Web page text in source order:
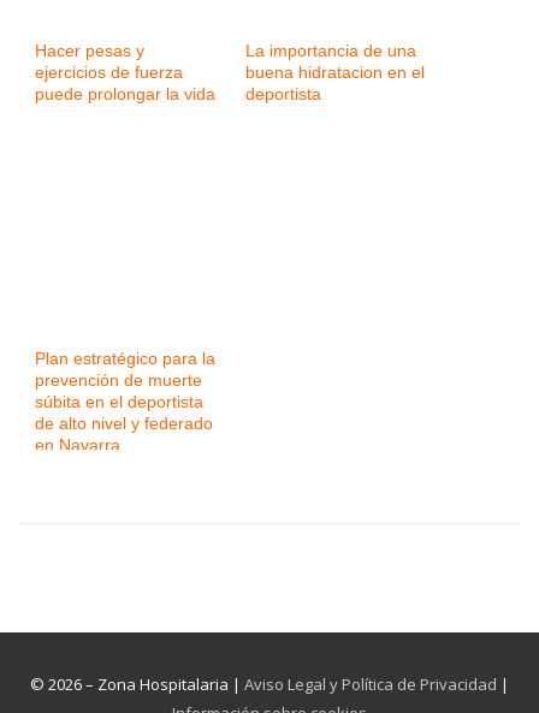
Hacer pesas y
ejercicios de fuerza
puede prolongar la vida
La importancia de una
buena hidratacion en el
deportista
Plan estratégico para la
prevención de muerte
súbita en el deportista
de alto nivel y federado
en Navarra
© 2026 – Zona Hospitalaria | Aviso Legal y Política de Privacidad |